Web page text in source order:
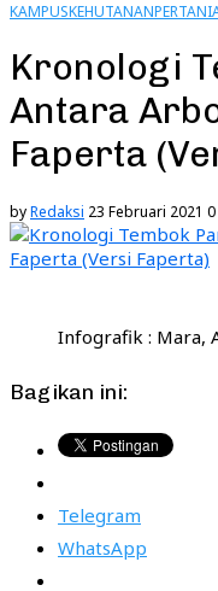
KAMPUSKEHUTANAN
Kronologi
Antara
Faperta
byRedaksi 23 Februari 2021
Infografik : Mara,
Bagikan ini:
Telegram
WhatsApp